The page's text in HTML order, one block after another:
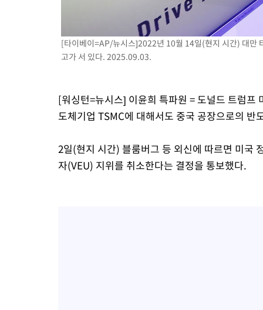
[타이베이=AP/뉴시스]2022년 10월 14일(현지 시간) 대만
고가 서 있다. 2025.09.03.
[워싱턴=뉴시스] 이윤희 특파원 = 도널드 트럼프
도체기업 TSMC에 대해서도 중국 공장으로의 반
2일(현지 시간) 블룸버그 등 외신에 따르면 미국
자(VEU) 지위를 취소한다는 결정을 통보했다.